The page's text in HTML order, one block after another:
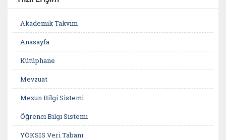
Akademik Takvim
Anasayfa
Kütüphane
Mevzuat
Mezun Bilgi Sistemi
Öğrenci Bilgi Sistemi
YÖKSİS Veri Tabanı